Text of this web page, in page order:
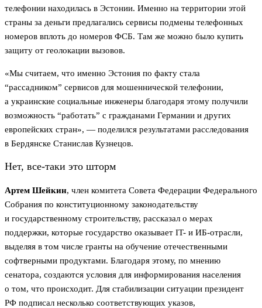
телефонии находилась в Эстонии. Именно на территории этой
страны за деньги предлагались сервисы подмены телефонных
номеров вплоть до номеров ФСБ. Там же можно было купить
защиту от геолокации вызовов.
«Мы считаем, что именно Эстония по факту стала
“рассадником” сервисов для мошеннической телефонии,
а украинские социальные инженеры благодаря этому получили
возможность “работать” с гражданами Германии и других
европейских стран», — поделился результатами расследования
в Бердянске Станислав Кузнецов.
Нет, все-таки это шторм
Артем Шейкин, член комитета Совета Федерации Федерального
Собрания по конституционному законодательству
и государственному строительству, рассказал о мерах
поддержки, которые государство оказывает IT- и ИБ-отрасли,
выделяя в том числе гранты на обучение отечественными
софтверными продуктами. Благодаря этому, по мнению
сенатора, создаются условия для информирования населения
о том, что происходит. Для стабилизации ситуации президент
РФ подписал несколько соответствующих указов,